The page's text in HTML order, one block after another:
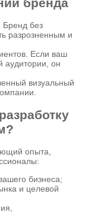
Бренд без
разрозненным и
Если ваш
аудитории, он
визуальный
опыта,
бизнеса;
и целевой